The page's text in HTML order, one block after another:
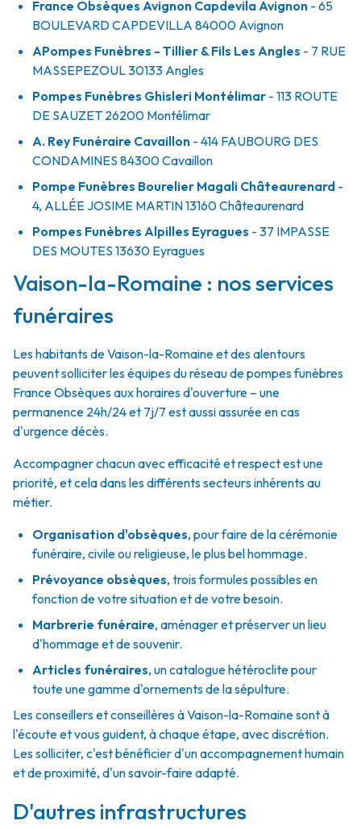
France Obsèques Avignon Capdevila Avignon - 65
BOULEVARD CAPDEVILLA 84000 Avignon
APompes Funèbres - Tillier & Fils Les Angles - 7 RUE
MASSEPEZOUL30133 Angles
Pompes Funèbres Ghisleri Montélimar - 113 ROUTE
DE SAUZET 26200 Montélimar
A. Rey Funéraire Cavaillon - 414 FAUBOURG DES
CONDAMINES 84300Cavaillon
Pompe Funèbres Bourelier Magali Châteaurenard -
4, ALLÉE JOSIME MARTIN13160Châteaurenard
Pompes Funèbres Alpilles Eyragues - 37 IMPASSE
DES MOUTES 13630 Eyragues
Vaison-la-Romaine : nos services
funéraires
Les habitants de Vaison-la-Romaine et des alentours
peuvent solliciter les équipes du réseau de pompes funèbres
France Obsèques aux horaires d'ouverture – une
permanence 24h/24 et 7j/7 est aussi assurée en cas
d'urgence décès.
Accompagner chacun avec efficacité et respect est une
priorité, et cela dans les différents secteurs inhérents au
métier.
Organisation d'obsèques, pour faire de la cérémonie
funéraire, civile ou religieuse, le plus bel hommage.
Prévoyance obsèques, trois formules possibles en
fonction de votre situation et de votre besoin.
Marbrerie funéraire, aménager et préserver un lieu
d'hommage et de souvenir.
Articles funéraires, un catalogue hétéroclite pour
toute une gamme d'ornements de la sépulture.
Les conseillers et conseillères à Vaison-la-Romaine sont à
l'écoute et vous guident, à chaque étape, avec discrétion.
Les solliciter, c'est bénéficier d'un accompagnement humain
et de proximité, d'un savoir-faire adapté.
D'autres infrastructures